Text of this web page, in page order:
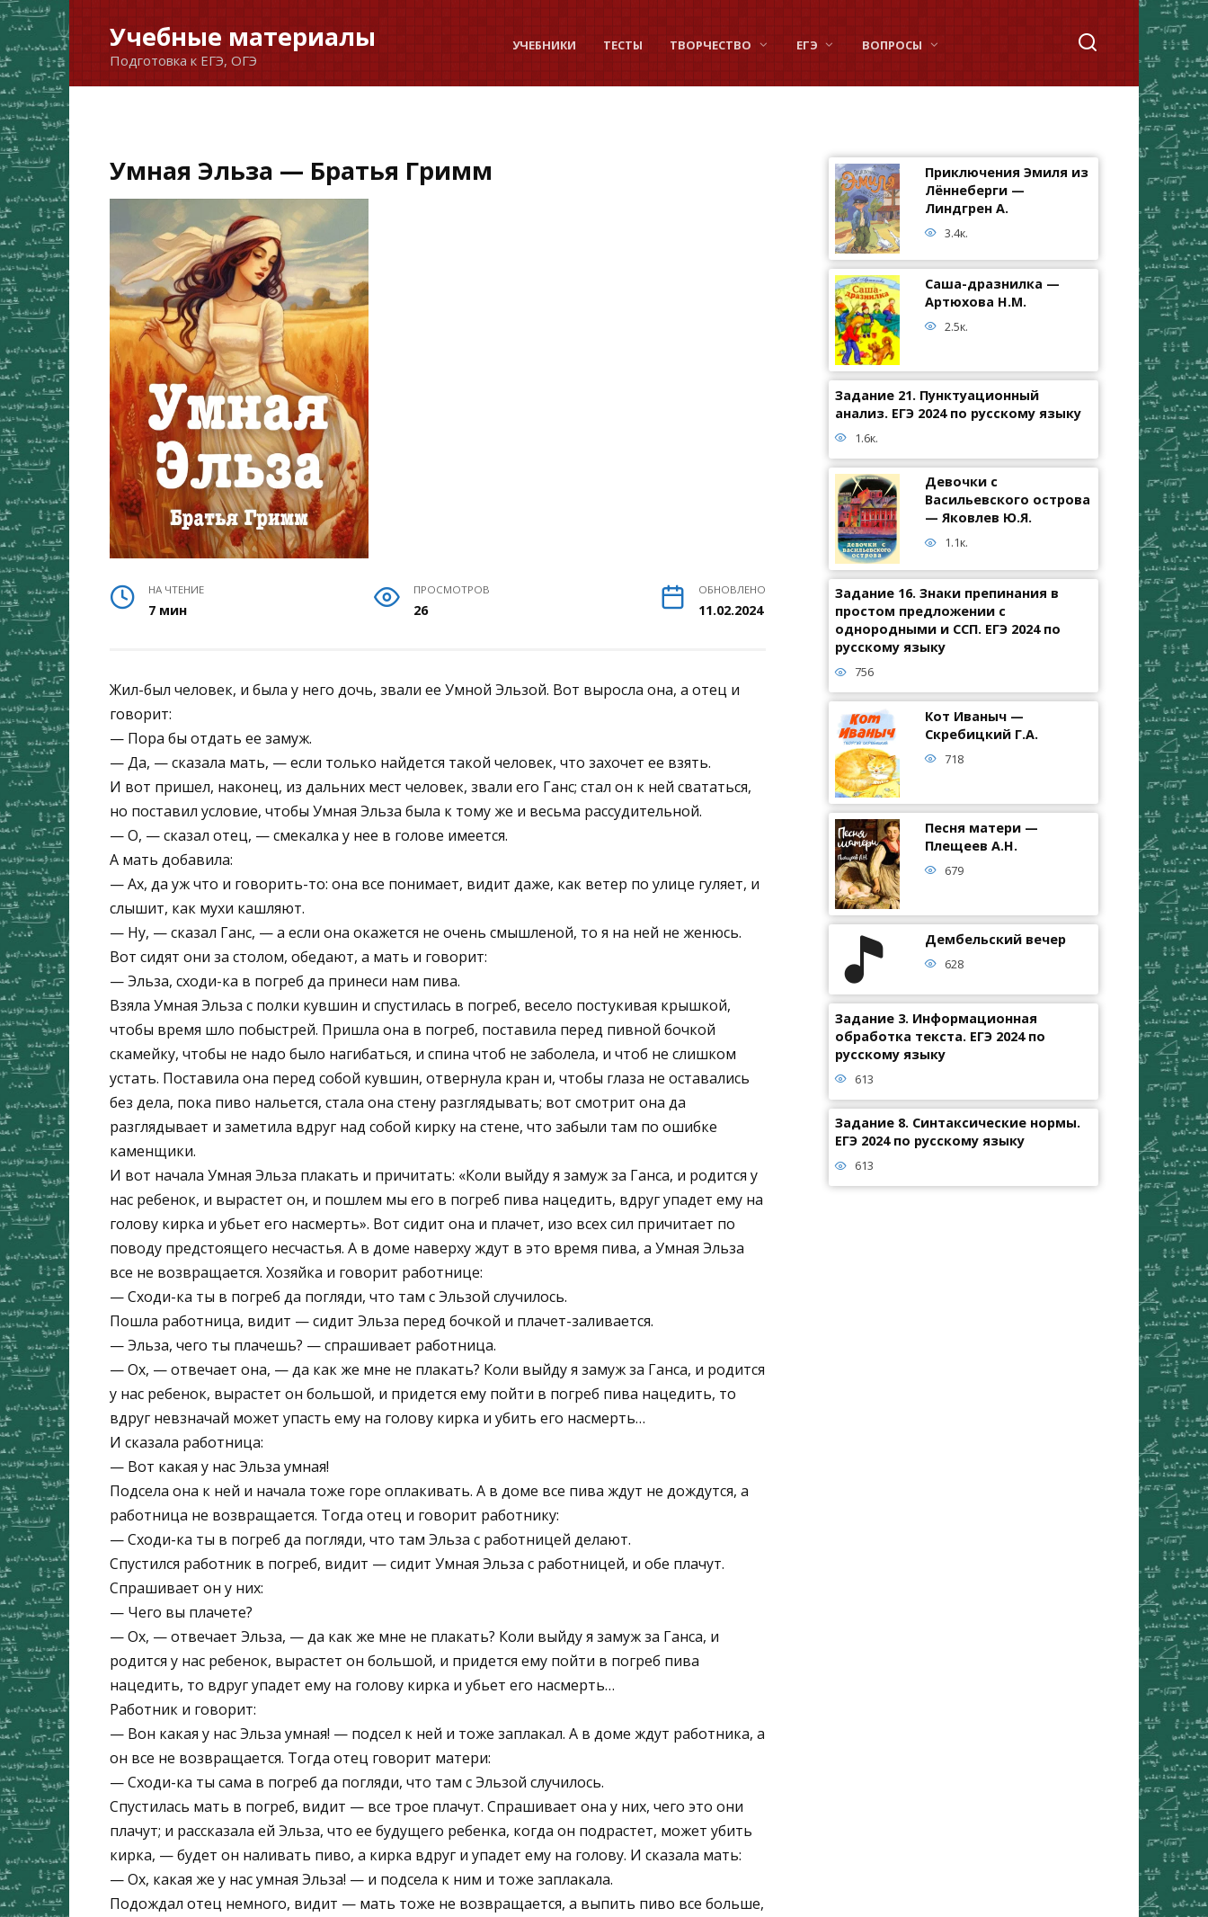
Перейти
содержанию
Учебные материалы
Подготовка к ЕГЭ, ОГЭ
УЧЕБНИКИ ТЕСТЫ ТВОРЧЕСТВО ЕГЭ ВОПРОСЫ
Умная Эльза — Братья Гримм
НА ЧТЕНИЕ
7 мин
ПРОСМОТРОВ
26
ОБНОВЛЕНО
11.02.2024
Жил-был человек, и была у него дочь, звали ее Умной Эльзой. Вот выросла она, а отец и
говорит:
— Пора бы отдать ее замуж.
— Да, — сказала мать, — если только найдется такой человек, что захочет ее взять.
И вот пришел, наконец, из дальних мест человек, звали его Ганс; стал он к ней свататься,
но поставил условие, чтобы Умная Эльза была к тому же и весьма рассудительной.
— О, — сказал отец, — смекалка у нее в голове имеется.
А мать добавила:
— Ах, да уж что и говорить-то: она все понимает, видит даже, как ветер по улице гуляет, и
слышит, как мухи кашляют.
— Ну, — сказал Ганс, — а если она окажется не очень смышленой, то я на ней не женюсь.
Вот сидят они за столом, обедают, а мать и говорит:
— Эльза, сходи-ка в погреб да принеси нам пива.
Взяла Умная Эльза с полки кувшин и спустилась в погреб, весело постукивая крышкой,
чтобы время шло побыстрей. Пришла она в погреб, поставила перед пивной бочкой
скамейку, чтобы не надо было нагибаться, и спина чтоб не заболела, и чтоб не слишком
устать. Поставила она перед собой кувшин, отвернула кран и, чтобы глаза не оставались
без дела, пока пиво нальется, стала она стену разглядывать; вот смотрит она да
разглядывает и заметила вдруг над собой кирку на стене, что забыли там по ошибке
каменщики.
И вот начала Умная Эльза плакать и причитать: «Коли выйду я замуж за Ганса, и родится у
нас ребенок, и вырастет он, и пошлем мы его в погреб пива нацедить, вдруг упадет ему на
голову кирка и убьет его насмерть». Вот сидит она и плачет, изо всех сил причитает по
поводу предстоящего несчастья. А в доме наверху ждут в это время пива, а Умная Эльза
все не возвращается. Хозяйка и говорит работнице:
— Сходи-ка ты в погреб да погляди, что там с Эльзой случилось.
Пошла работница, видит — сидит Эльза перед бочкой и плачет-заливается.
— Эльза, чего ты плачешь? — спрашивает работница.
— Ох, — отвечает она, — да как же мне не плакать? Коли выйду я замуж за Ганса, и родится
у нас ребенок, вырастет он большой, и придется ему пойти в погреб пива нацедить, то
вдруг невзначай может упасть ему на голову кирка и убить его насмерть…
И сказала работница:
— Вот какая у нас Эльза умная!
Подсела она к ней и начала тоже горе оплакивать. А в доме все пива ждут не дождутся, а
работница не возвращается. Тогда отец и говорит работнику:
— Сходи-ка ты в погреб да погляди, что там Эльза с работницей делают.
Спустился работник в погреб, видит — сидит Умная Эльза с работницей, и обе плачут.
Спрашивает он у них:
— Чего вы плачете?
— Ох, — отвечает Эльза, — да как же мне не плакать? Коли выйду я замуж за Ганса, и
родится у нас ребенок, вырастет он большой, и придется ему пойти в погреб пива
нацедить, то вдруг упадет ему на голову кирка и убьет его насмерть…
Работник и говорит:
— Вон какая у нас Эльза умная! — подсел к ней и тоже заплакал. А в доме ждут работника, а
он все не возвращается. Тогда отец говорит матери:
— Сходи-ка ты сама в погреб да погляди, что там с Эльзой случилось.
Спустилась мать в погреб, видит — все трое плачут. Спрашивает она у них, чего это они
плачут; и рассказала ей Эльза, что ее будущего ребенка, когда он подрастет, может убить
кирка, — будет он наливать пиво, а кирка вдруг и упадет ему на голову. И сказала мать:
— Ох, какая же у нас умная Эльза! — и подсела к ним и тоже заплакала.
Подождал отец немного, видит — мать тоже не возвращается, а выпить пиво все больше,
Приключения Эмиля из
Лённеберги —
Линдгрен А.
3.4к.
Саша-дразнилка —
Артюхова Н.М.
2.5к.
Задание 21. Пунктуационный
анализ. ЕГЭ 2024 по русскому языку
1.6к.
Девочки с
Васильевского острова
— Яковлев Ю.Я.
1.1к.
Задание 16. Знаки препинания в
простом предложении с
однородными и ССП. ЕГЭ 2024 по
русскому языку
756
Кот Иваныч —
Скребицкий Г.А.
718
Песня матери —
Плещеев А.Н.
679
Дембельский вечер
628
Задание 3. Информационная
обработка текста. ЕГЭ 2024 по
русскому языку
613
Задание 8. Синтаксические нормы.
ЕГЭ 2024 по русскому языку
613